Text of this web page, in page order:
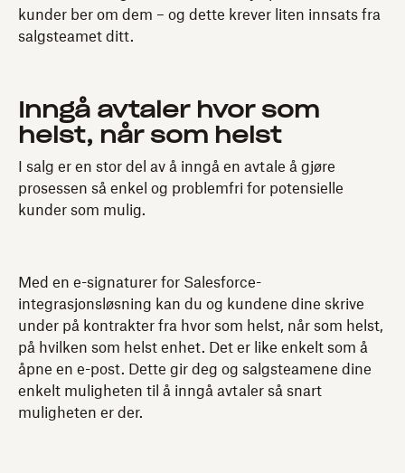
kunder ber om dem – og dette krever liten innsats fra
salgsteamet ditt.
Inngå avtaler hvor som
helst, når som helst
I salg er en stor del av å inngå en avtale å gjøre
prosessen så enkel og problemfri for potensielle
kunder som mulig.
Med en e-signaturer for Salesforce-
integrasjonsløsning kan du og kundene dine skrive
under på kontrakter fra hvor som helst, når som helst,
på hvilken som helst enhet. Det er like enkelt som å
åpne en e-post. Dette gir deg og salgsteamene dine
enkelt muligheten til å inngå avtaler så snart
muligheten er der.